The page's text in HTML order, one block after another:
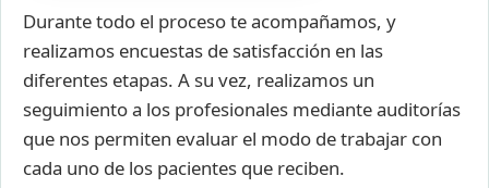
Durante todo el proceso te acompañamos, y
realizamos encuestas de satisfacción en las
diferentes etapas. A su vez, realizamos un
seguimiento a los profesionales mediante auditorías
que nos permiten evaluar el modo de trabajar con
cada uno de los pacientes que reciben.